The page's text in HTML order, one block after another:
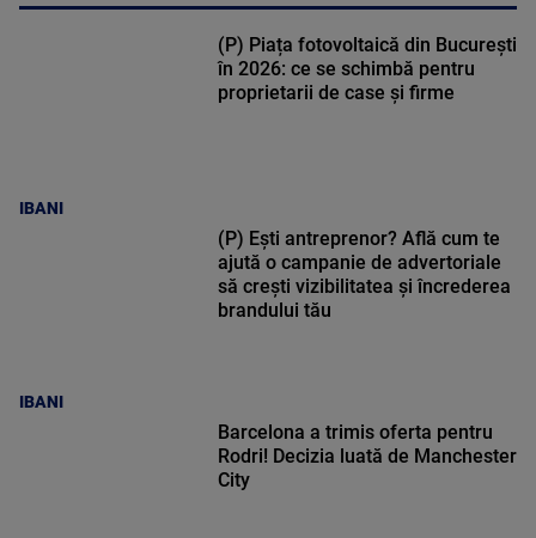
IBANI
(P) Piața fotovoltaică din București
în 2026: ce se schimbă pentru
proprietarii de case și firme
IBANI
(P) Ești antreprenor? Află cum te
ajută o campanie de advertoriale
să crești vizibilitatea și încrederea
brandului tău
Barcelona a trimis oferta pentru
Rodri! Decizia luată de Manchester
City